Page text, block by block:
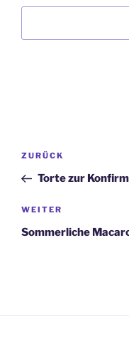
Vorheriger
Beitrag
ZURÜCK
Torte zur
Nächster
Beitrag
WEITER
Sommerliche